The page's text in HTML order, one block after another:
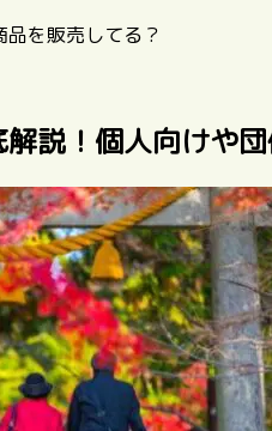
を販売してる？
説！個人向けや